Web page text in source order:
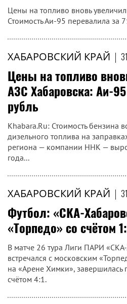
Цены на топливо вновь
Стоимость Аи-95 перевалила за
ХАБАРОВСКИЙ КРАЙ |
Цены на топливо
АЗС Хабаровска: Аи-
рубль
Khabara.Ru: Стоимость бензина
дизельного топлива на
региона — компании ННК —
года...
ХАБАРОВСКИЙ КРАЙ |
Футбол: «СКА-
«Торпедо» со счётом
В матче 26 тура Лиги ПАРИ
встречался с московским
на «Арене Химки», завершилась
счётом 4:1.